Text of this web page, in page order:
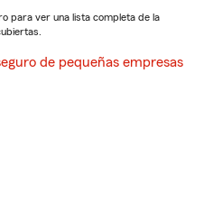
para ver una lista completa de la
de pequeñas empresas